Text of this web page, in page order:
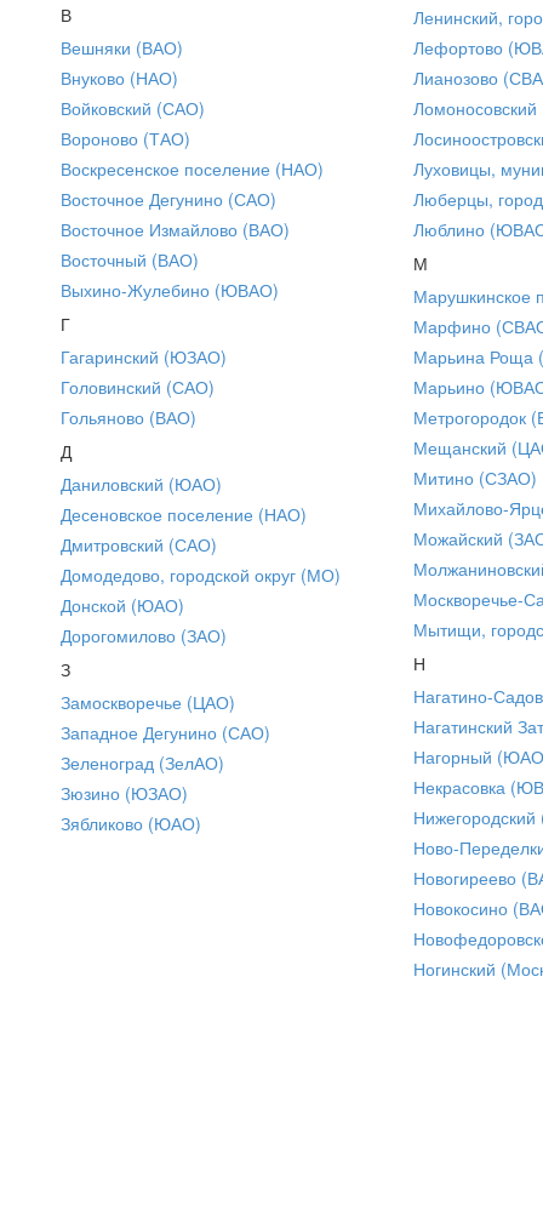
В
Вешняки (ВАО)
Внуково (НАО)
Войковский (САО)
Вороново (ТАО)
Воскресенское поселение (НАО)
Восточное Дегунино (САО)
Восточное Измайлово (ВАО)
Восточный (ВАО)
Выхино-Жулебино (ЮВАО)
Г
Гагаринский (ЮЗАО)
Головинский (САО)
Гольяново (ВАО)
Д
Даниловский (ЮАО)
Десеновское поселение (НАО)
Дмитровский (САО)
Домодедово, городской округ (МО)
Донской (ЮАО)
Дорогомилово (ЗАО)
З
Замоскворечье (ЦАО)
Западное Дегунино (САО)
Зеленоград (ЗелАО)
Зюзино (ЮЗАО)
Зябликово (ЮАО)
Ленинский,
Лефортово
Лианозово
Луховицы,
Люберцы,
Люблино
М
Марушкинское
Марфино
Марьина Роща
Марьино
Метрогородок
Мещанский
Митино (СЗАО)
Михайлово-
Можайский
Москворечье-
Мытищи,
Н
Нагатино-
Нагатинский
Нагорный
Некрасовка
Ново-
Новогиреево
Новокосино
Ногинский